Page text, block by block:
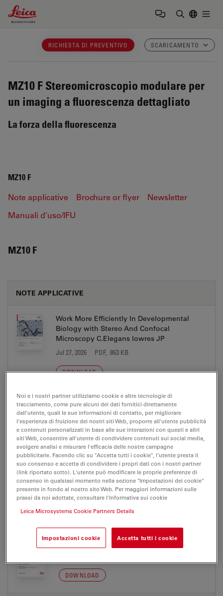
Leica Microsystems Logo
RICHIESTA DI PREVENTIVO SCARICAMENTO
MZ10 F Stereomicroscopio modulare per
un imaging a fluorescenza dettagliato
La forza della fluorescenza
MZ10 F
Note applicative Brochure or flyer
Newsletter
Manuali d'uso/IFU
MZ10 F
NOTE APPLICATIVE
Work More Efficiently In Developmental
Biology with Stereo And Confocal
Microscopy C.Elegans lowres JP
Jul 27, 2026 PDF, 863 KB
DOWNLOAD
Work More Efficiently In Developmental
Biology with Stereo Microscopy Fruit Flies
(Drosophila) CN
Jul 27, 2026 PDF, 3 MB
DOWNLOAD
BROCHURE OR FLYER
Leica MZ10F Brochure DE
DOWNLOAD
Noi e i nostri partner utilizziamo cookie e altre tecnologie di
tracciamento, come pure alcuni dei dati fornitici direttamente
dall'utente, quali le sue informazioni di contatto, per migliorare
l'esperienza di fruizione dei nostri siti Web, proporre all'utente pubblicità
e contenuti personalizzati in base alle sue interazioni con questi e altri
siti Web, consentire all'utente di condividere contenuti sui social media,
svolgere analisi e misurare l'efficacia delle nostre campagne
pubblicitarie. Facendo clic su "Accetta tutti i cookie", l'utente presta il
suo consenso e accetta di condividere i propri dati con i nostri partner
(link riportato sotto). L'utente può modificare le proprie preferenze di
consenso in qualsiasi momento nella sezione "Impostazioni dei cookie"
presente in fondo al nostro sito Web. Per maggiori informazioni sulle
prassi da noi adottate, consultare l'Informativa sui cookie
Leica Microsystems Cookie Partners Details
Impostazioni cookie Accetta tutti i cookie